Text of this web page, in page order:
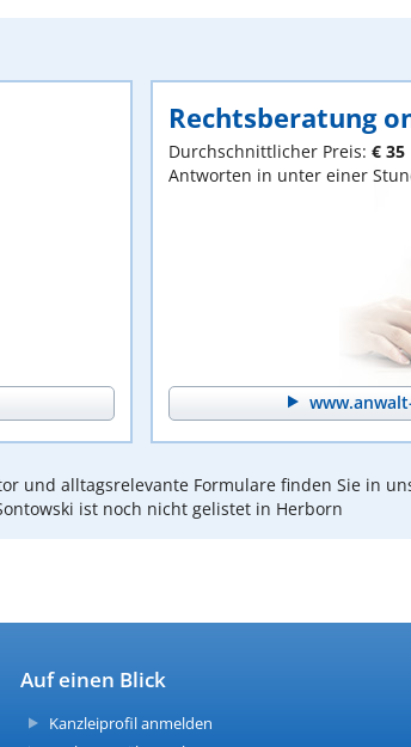
Rechtsberatung
Durchschnittlicher Preis: € 35
Antworten in unter einer
und alltagsrelevante Formulare finden Sie in
ist noch nicht gelistet in Herborn
Auf einen Blick
Kanzleiprofil anmelden